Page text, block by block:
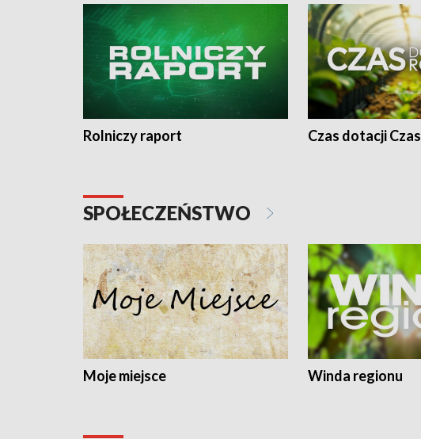
Rolniczy raport Czas dotacji
SPOŁECZEŃSTWO
Moje miejsce Winda regionu